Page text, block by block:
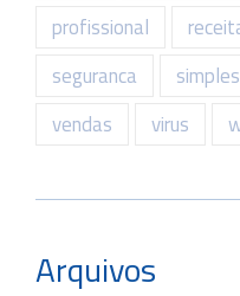
profissional
seguranca
vendas
virus
Arquivos